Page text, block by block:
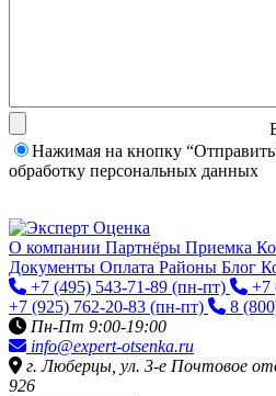
Нажимая на кнопку
обработку персональных данных
О компании Партнёры Приемка
Документы Оплата Районы Блог
+7 (495) 543-71-89 (пн-пт) +7
+7 (925) 762-20-83 (пн-пт) 8
Пн-Пт 9:00-19:00
info@expert-otsenka.ru
г. Люберцы, ул. 3-е Почтовое
926